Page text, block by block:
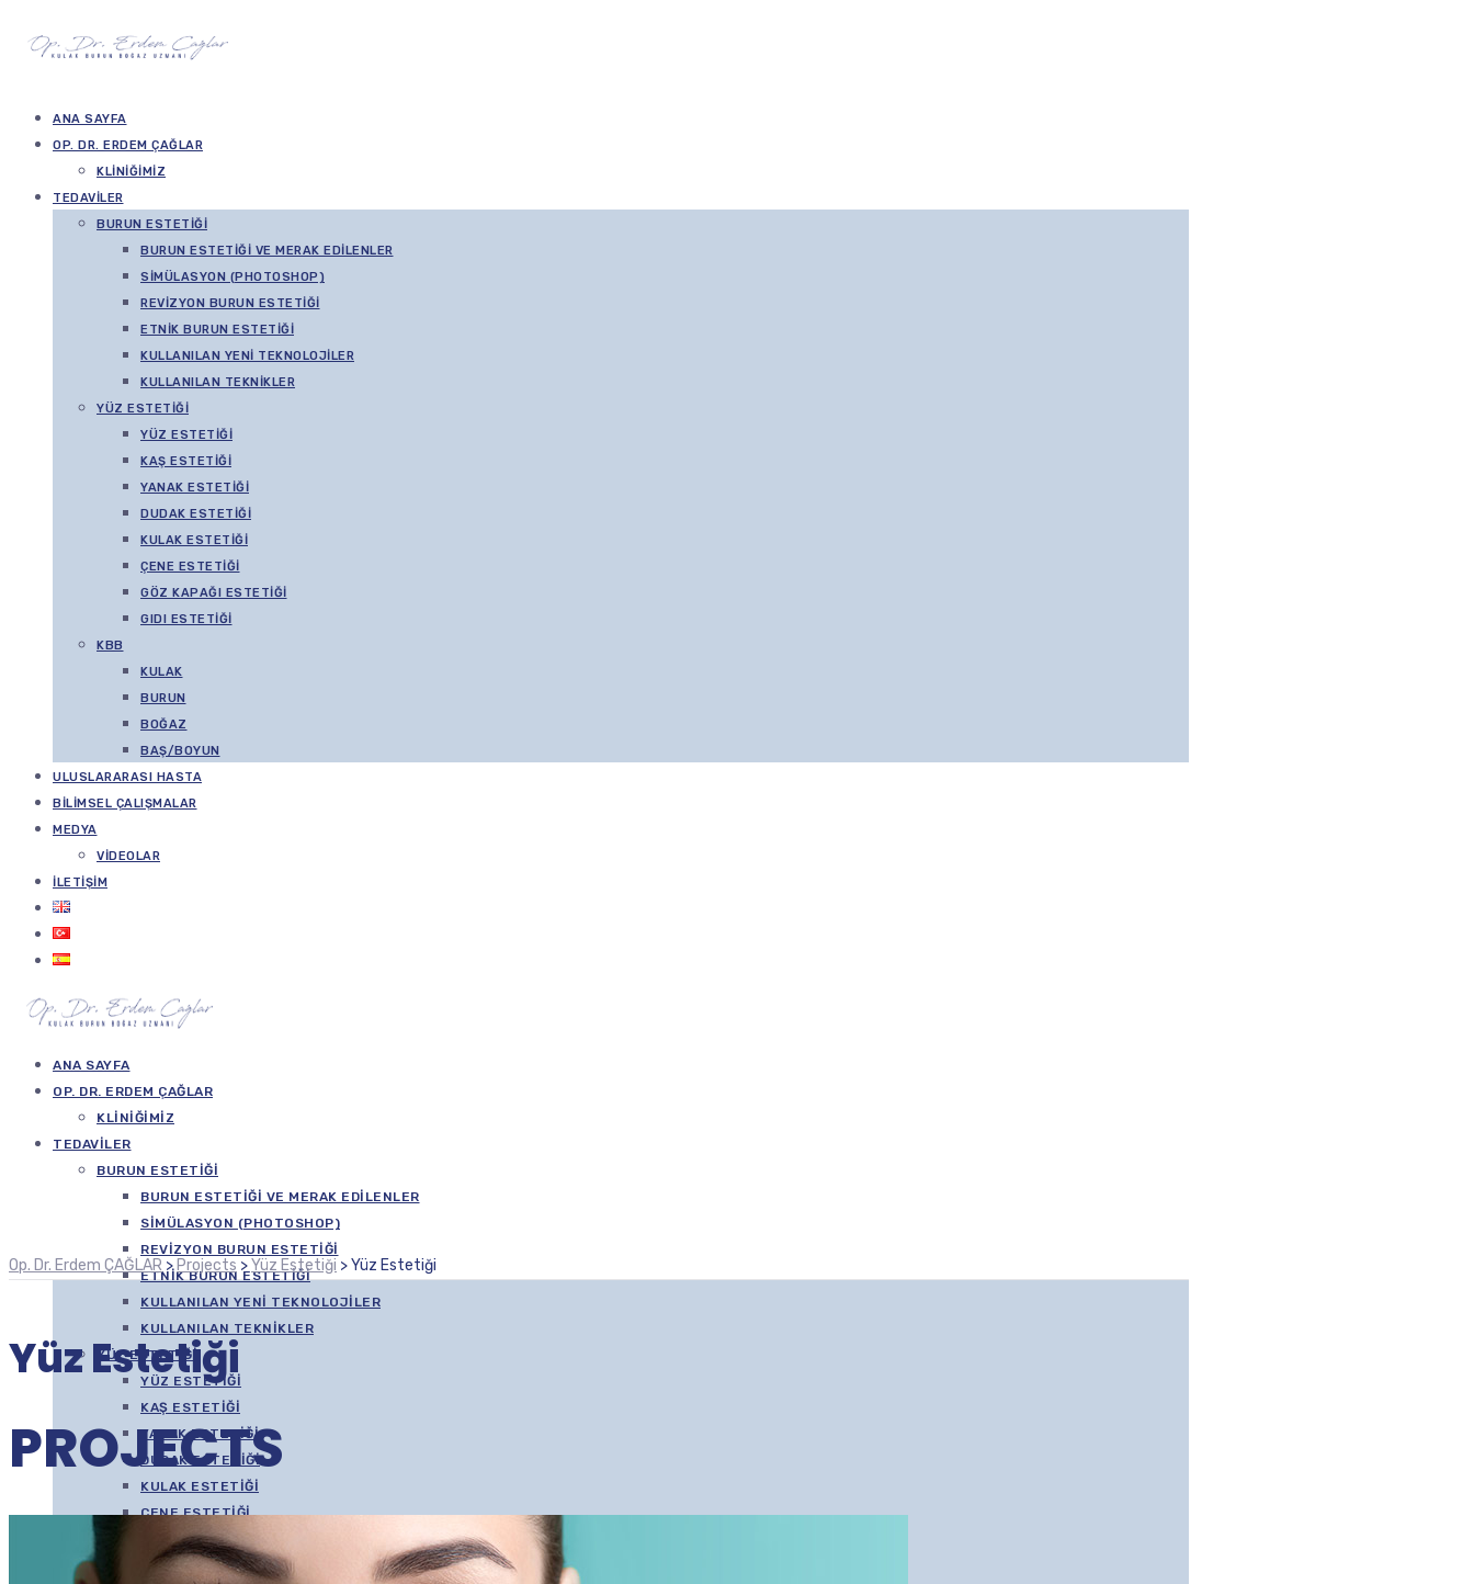
ANA SAYFA
OP. DR. ERDEM ÇAĞLAR
KLINIĞIMIZ
TEDAVILER
BURUN ESTETIĞI
BURUN ESTETIĞI VE MERAK EDILENLER
SIMÜLASYON (PHOTOSHOP)
REVIZYON BURUN ESTETIĞI
ETNIK BURUN ESTETIĞI
KULLANILAN YENI TEKNOLOJILER
KULLANILAN TEKNIKLER
YÜZ ESTETIĞI
YÜZ ESTETIĞI
KAŞ ESTETIĞI
YANAK ESTETIĞI
DUDAK ESTETIĞI
KULAK ESTETIĞI
ÇENE ESTETIĞI
GÖZ KAPAĞI ESTETIĞI
GIDI ESTETIĞI
KBB
KULAK
BURUN
BOĞAZ
BAŞ/BOYUN
ULUSLARARASI HASTA
BILIMSEL ÇALIŞMALAR
MEDYA
VIDEOLAR
İLETIŞIM
ANA SAYFA
OP. DR. ERDEM ÇAĞLAR
KLINIĞIMIZ
TEDAVILER
BURUN ESTETIĞI
BURUN ESTETIĞI VE MERAK EDILENLER
SIMÜLASYON (PHOTOSHOP)
REVIZYON BURUN ESTETIĞI
ETNIK BURUN ESTETIĞI
KULLANILAN YENI TEKNOLOJILER
KULLANILAN TEKNIKLER
YÜZ ESTETIĞI
YÜZ ESTETIĞI
KAŞ ESTETIĞI
YANAK ESTETIĞI
DUDAK ESTETIĞI
KULAK ESTETIĞI
ÇENE ESTETIĞI
GÖZ KAPAĞI ESTETIĞI
GIDI ESTETIĞI
Op. Dr. Erdem ÇAĞLAR > Projects >Yüz Estetiği >Yüz Estetiği
Yüz Estetiği
PROJECTS